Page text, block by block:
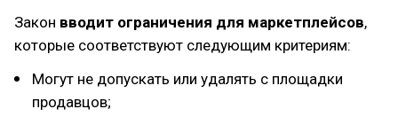
Закон вводит ограничения для маркетплейсов,
которые соответствуют следующим критериям:
Могут не допускать или удалять с площадки
продавцов;